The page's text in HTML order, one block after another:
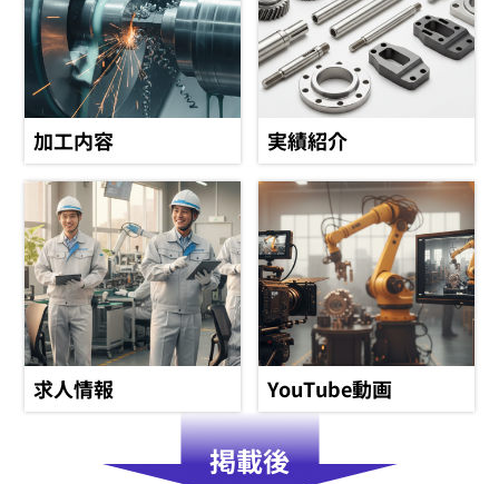
加工内容 実績紹介
求人情報 YouTube動画
掲載後